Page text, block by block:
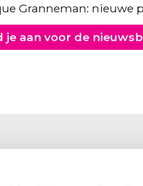
Granneman: nieuwe
je aan voor de